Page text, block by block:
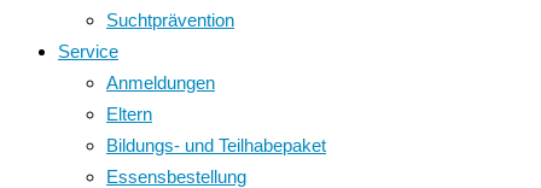
Suchtprävention
Service
Anmeldungen
Eltern
Bildungs- und Teilhabepaket
Essensbestellung